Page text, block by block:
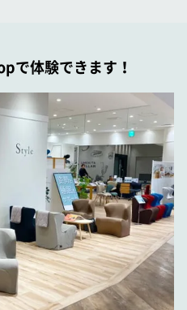
で体験できます！